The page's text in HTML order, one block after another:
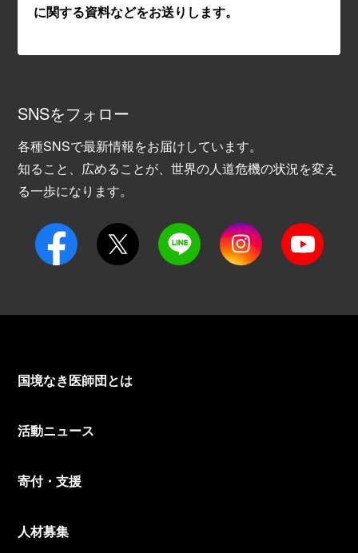
に関する資料などをお送りします。
SNSをフォロー
各種SNSで最新情報をお届けしています。
知ること、広めることが、世界の人道危機の状況を変え
る一歩になります。
国境なき医師団とは
活動ニュース
寄付・支援
人材募集